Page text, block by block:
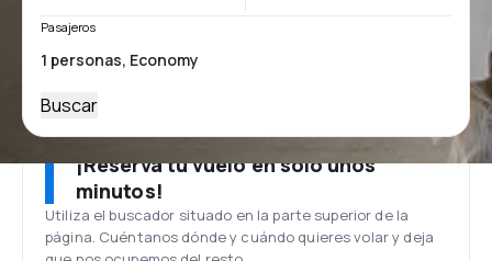
Pasajeros
Buscar
¡Reserva tu vuelo en solo unos
minutos!
Utiliza el buscador situado en la parte superior de la
página. Cuéntanos dónde y cuándo quieres volar y deja